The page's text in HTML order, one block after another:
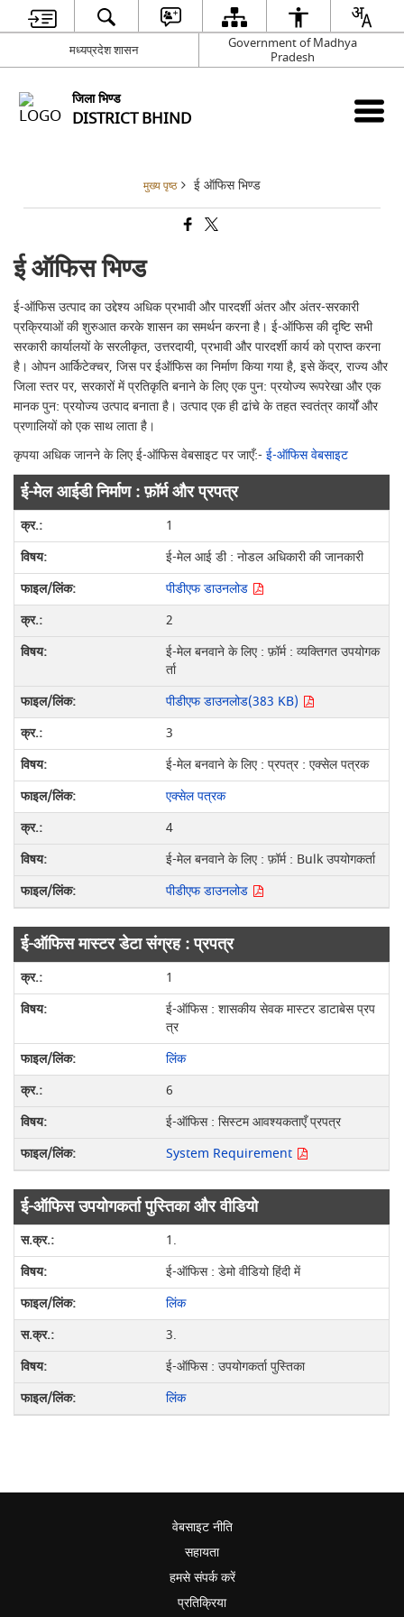
मध्यप्रदेश शासन
Government of Madhya
Pradesh
जिला भिण्‍ड
DISTRICT BHIND
मुख्य पृष्ठ ई ऑफिस भिण्ड
ई ऑफिस भिण्ड
ई-ऑफिस उत्पाद का उद्देश्य अधिक प्रभावी और पारदर्शी अंतर और अंतर-सरकारी
प्रक्रियाओं की शुरुआत करके शासन का समर्थन करना है। ई-ऑफिस की दृष्टि सभी
सरकारी कार्यालयों के सरलीकृत, उत्तरदायी, प्रभावी और पारदर्शी कार्य को प्राप्त करना
है। ओपन आर्किटेक्चर, जिस पर ईऑफिस का निर्माण किया गया है, इसे केंद्र, राज्य और
जिला स्तर पर, सरकारों में प्रतिकृति बनाने के लिए एक पुन: प्रयोज्य रूपरेखा और एक
मानक पुन: प्रयोज्य उत्पाद बनाता है। उत्पाद एक ही ढांचे के तहत स्वतंत्र कार्यों और
प्रणालियों को एक साथ लाता है।
कृपया अधिक जानने के लिए ई-ऑफिस वेबसाइट पर जाएँ:-ई-ऑफिस वेबसाइट
ई-मेल आईडी निर्माण : फ़ॉर्म और प्रपत्र
1
ई-मेल आई डी : नोडल अधिकारी की जानकारी
पीडीएफ डाउनलोड
2
ई-मेल बनवाने के लिए : फ़ॉर्म : व्यक्तिगत उपयोगक
र्ता
पीडीएफ डाउनलोड(383 KB)
3
ई-मेल बनवाने के लिए : प्रपत्र : एक्सेल पत्रक
एक्सेल पत्रक
4
ई-मेल बनवाने के लिए : फ़ॉर्म : Bulk उपयोगकर्ता
पीडीएफ डाउनलोड
ई-ऑफिस मास्टर डेटा संग्रह : प्रपत्र
1
ई-ऑफिस : शासकीय सेवक मास्टर डाटाबेस प्रप
त्र
लिंक
6
ई-ऑफिस : सिस्टम आवश्यकताएँ प्रपत्र
System Requirement
ई-ऑफिस उपयोगकर्ता पुस्तिका और वीडियो
1.
ई-ऑफिस : डेमो वीडियो हिंदी में
लिंक
3.
ई-ऑफिस : उपयोगकर्ता पुस्तिका
लिंक
वेबसाइट नीति
सहायता
हमसे संपर्क करें
प्रतिक्रिया